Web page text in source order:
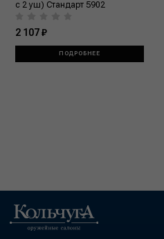
с 2 уш) Стандарт 5902
2 107 ₽
ПОДРОБНЕЕ